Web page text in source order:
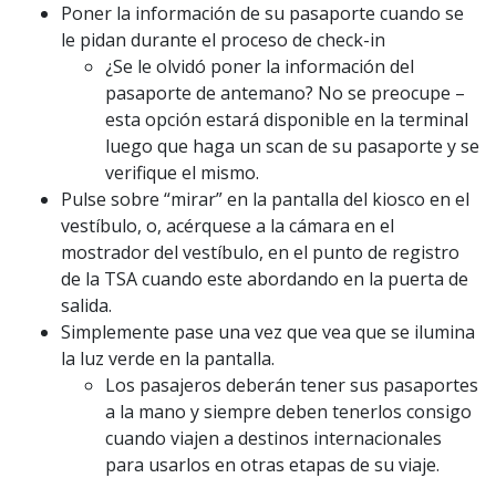
Poner la información de su pasaporte cuando se
le pidan durante el proceso de check-in
¿Se le olvidó poner la información del
pasaporte de antemano? No se preocupe –
esta opción estará disponible en la terminal
luego que haga un scan de su pasaporte y se
verifique el mismo.
Pulse sobre “mirar” en la pantalla del kiosco en el
vestíbulo, o, acérquese a la cámara en el
mostrador del vestíbulo, en el punto de registro
de la TSA cuando este abordando en la puerta de
salida.
Simplemente pase una vez que vea que se ilumina
la luz verde en la pantalla.
Los pasajeros deberán tener sus pasaportes
a la mano y siempre deben tenerlos consigo
cuando viajen a destinos internacionales
para usarlos en otras etapas de su viaje.